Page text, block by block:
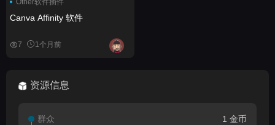
Canva Affinity 软件
7 1个月前
资源信息
群众 1 金币